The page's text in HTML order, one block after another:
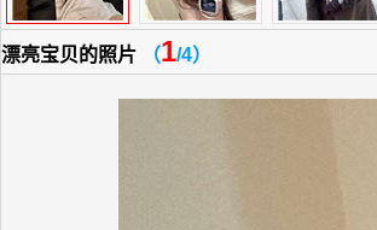
漂亮宝贝的照片 （1/4）